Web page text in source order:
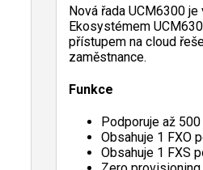
Nová řada UCM6300
Ekosystémem
přístupem na cloud
zaměstnance.
Funkce
Podporuje až
Obsahuje 1 FXO
Obsahuje 1 FXS